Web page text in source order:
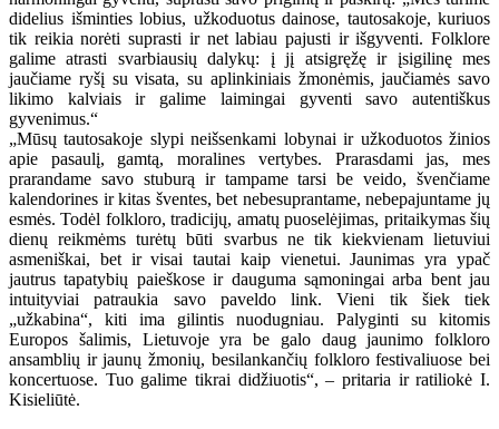
didelius išminties lobius, užkoduotus dainose, tautosakoje, kuriuos
tik reikia norėti suprasti ir net labiau pajusti ir išgyventi. Folklore
galime atrasti svarbiausių dalykų: į jį atsigręžę ir įsigilinę mes
jaučiame ryšį su visata, su aplinkiniais žmonėmis, jaučiamės savo
likimo kalviais ir galime laimingai gyventi savo autentiškus
gyvenimus.“
„Mūsų tautosakoje slypi neišsenkami lobynai ir užkoduotos žinios
apie pasaulį, gamtą, moralines vertybes. Prarasdami jas, mes
prarandame savo stuburą ir tampame tarsi be veido, švenčiame
kalendorines ir kitas šventes, bet nebesuprantame, nebepajuntame jų
esmės. Todėl folkloro, tradicijų, amatų puoselėjimas, pritaikymas šių
dienų reikmėms turėtų būti svarbus ne tik kiekvienam lietuviui
asmeniškai, bet ir visai tautai kaip vienetui. Jaunimas yra ypač
jautrus tapatybių paieškose ir dauguma sąmoningai arba bent jau
intuityviai patraukia savo paveldo link. Vieni tik šiek tiek
„užkabina“, kiti ima gilintis nuodugniau. Palyginti su kitomis
Europos šalimis, Lietuvoje yra be galo daug jaunimo folkloro
ansamblių ir jaunų žmonių, besilankančių folkloro festivaliuose bei
koncertuose. Tuo galime tikrai didžiuotis“, – pritaria ir ratiliokė I.
Kisieliūtė.